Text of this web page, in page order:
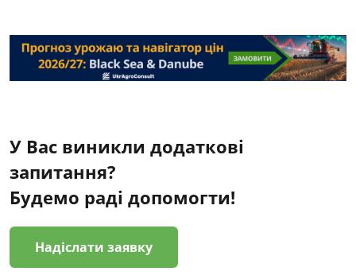
У Вас виникли додаткові
запитання?
Будемо раді допомогти!
Надіслати заявку